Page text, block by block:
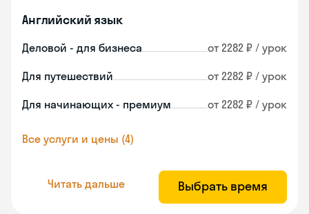
Английский язык
Деловой - для бизнеса от 2282 ₽ / урок
Для путешествий от 2282 ₽ / урок
Для начинающих - премиум от 2282 ₽ / урок
Все услуги и цены (4)
Читать дальше Выбрать время